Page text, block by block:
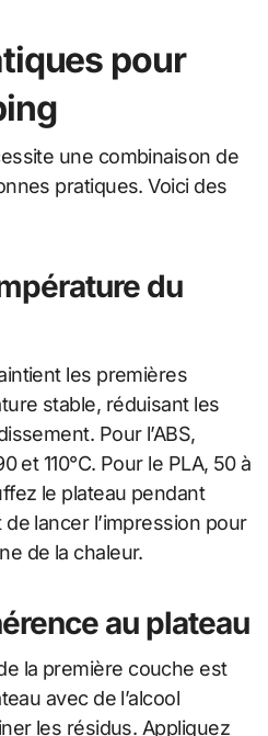
pour
une combinaison de
pratiques. Voici des
du
les premières
stable, réduisant les
Pour l’ABS,
et 110°C. Pour le PLA, 50 à
le plateau pendant
lancer l’impression pour
de la chaleur.
au plateau
la première couche est
avec de l’alcool
les résidus. Appliquez